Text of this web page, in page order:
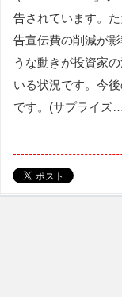
告されています。
告宣伝費の削減が
うな動きが投資家
いる状況です。今
です。(サプラ